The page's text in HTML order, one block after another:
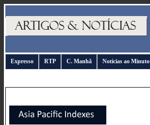
Expresso RTP C. Manhã Notícias ao Minuto